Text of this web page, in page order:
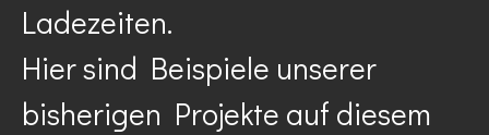
Ladezeiten.
Hier sind Beispiele unserer
bisherigen Projekte auf diesem